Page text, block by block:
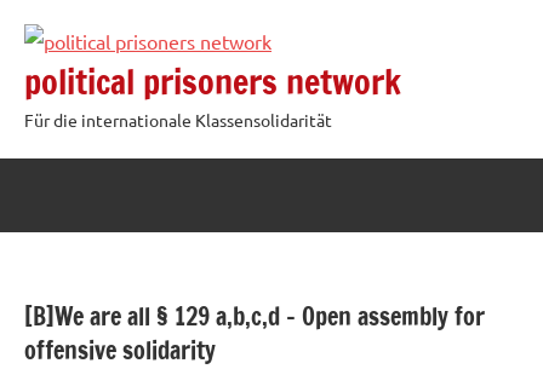
Inhalt
springen
political prisoners network
Für die internationale Klassensolidarität
[B]We are all § 129 a,b,c,d – Open assembly for
offensive solidarity